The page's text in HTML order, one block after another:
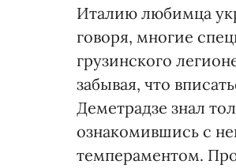
Италию любимца
говоря, многие
грузинского
забывая, что
Деметрадзе знал
ознакомившись с
темпераментом.